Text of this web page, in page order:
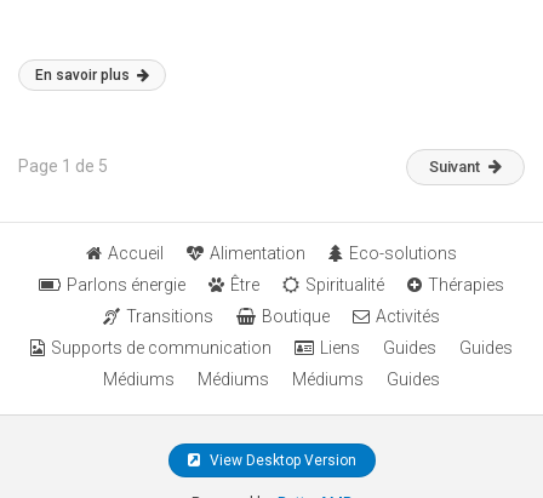
En savoir plus
Page 1 de 5 Suivant
Accueil Alimentation
Eco-solutions
Parlons énergie
Être Spiritualité
Thérapies
Transitions
Boutique
Activités
Supports de communication
Liens Guides
Guides
Médiums
Médiums Médiums Guides
View Desktop Version